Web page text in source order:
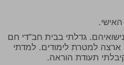
גדלתי בבית חב"די חם
ארצה למטרת לימודים. למדתי
תעודת הוראה.